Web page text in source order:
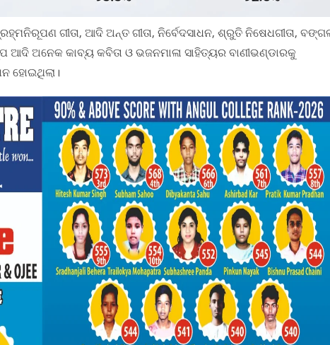
ଗୀତା, ଆଦି ଅନ୍ତ ଗୀତା, ନି​ର୍ବେ‌ଦସାଧନ, ଶ୍ରୁତି ନିଷେଧଗୀତା,
ଅନେକ କାବ୍ୟ କବିତା ଓ ଭଜନମାଳା ସାହିତ୍ୟର ବାଣୀଭଣ୍ଡାରକୁ
ହୋଇଥିଲା।